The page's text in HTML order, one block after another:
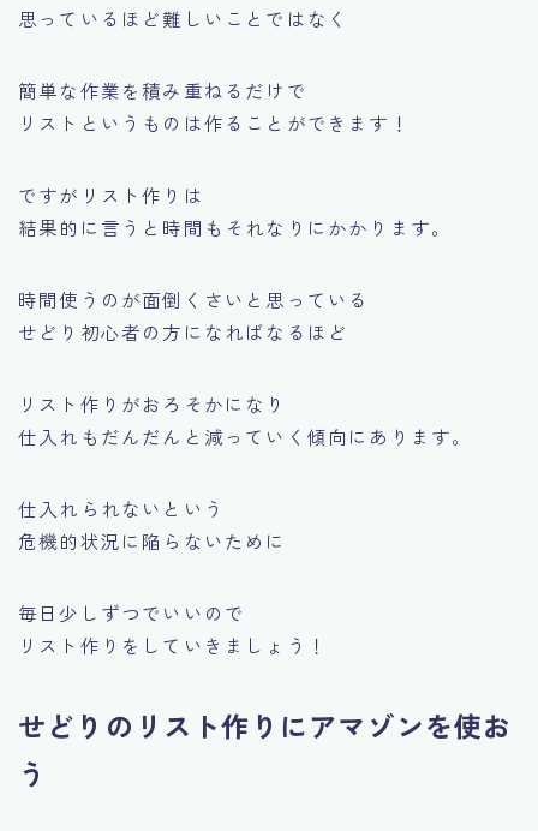
思っているほど難しいことではなく
簡単な作業を積み重ねるだけで
リストというものは作ることができます！
ですがリスト作りは
結果的に言うと時間もそれなりにかかります。
時間使うのが面倒くさいと思っている
せどり初心者の方になればなるほど
リスト作りがおろそかになり
仕入れもだんだんと減っていく傾向にあります。
仕入れられないという
危機的状況に陥らないために
毎日少しずつでいいので
リスト作りをしていきましょう！
せどりのリスト作りにアマゾンを使お
う